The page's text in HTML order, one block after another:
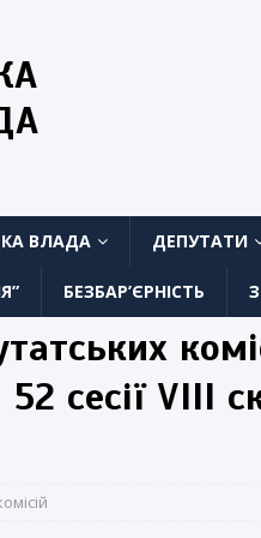
ВЛАДА ДЕПУТАТИ
БЕЗБАР’ЄРНІСТЬ
сесії VIII